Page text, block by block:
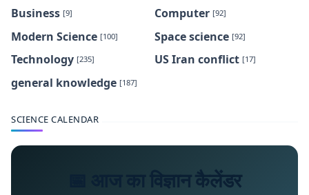
Business [9] Computer [92]
Modern Science [100] Space science [92]
Technology [235] US Iran conflict [17]
general knowledge [187]
SCIENCE CALENDAR
📅 आज का विज्ञान कैलेंडर